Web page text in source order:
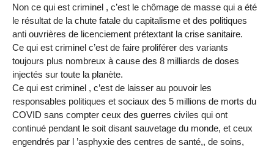
Non ce qui est criminel , c’est le chômage de masse qui a été
le résultat de la chute fatale du capitalisme et des politiques
anti ouvrières de licenciement prétextant la crise sanitaire.
Ce qui est criminel c’est de faire proliférer des variants
toujours plus nombreux à cause des 8 milliards de doses
injectés sur toute la planète.
Ce qui est criminel , c’est de laisser au pouvoir les
responsables politiques et sociaux des 5 millions de morts du
COVID sans compter ceux des guerres civiles qui ont
continué pendant le soit disant sauvetage du monde, et ceux
engendrés par l ’asphyxie des centres de santé,, de soins,